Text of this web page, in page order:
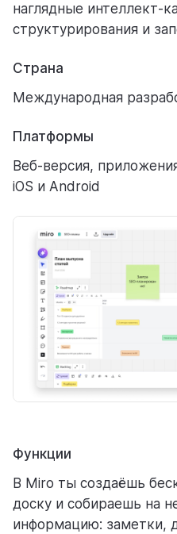
наглядные интеллект-
структурирования и
Страна
Международная
Платформы
Веб-версия,
iOS и Android
Функции
В Miro ты создаёшь
доску и собираешь на
информацию: заметки,